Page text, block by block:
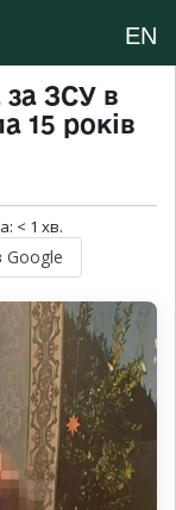
EN
ЗСУ в
15 років
< 1 хв.
Google